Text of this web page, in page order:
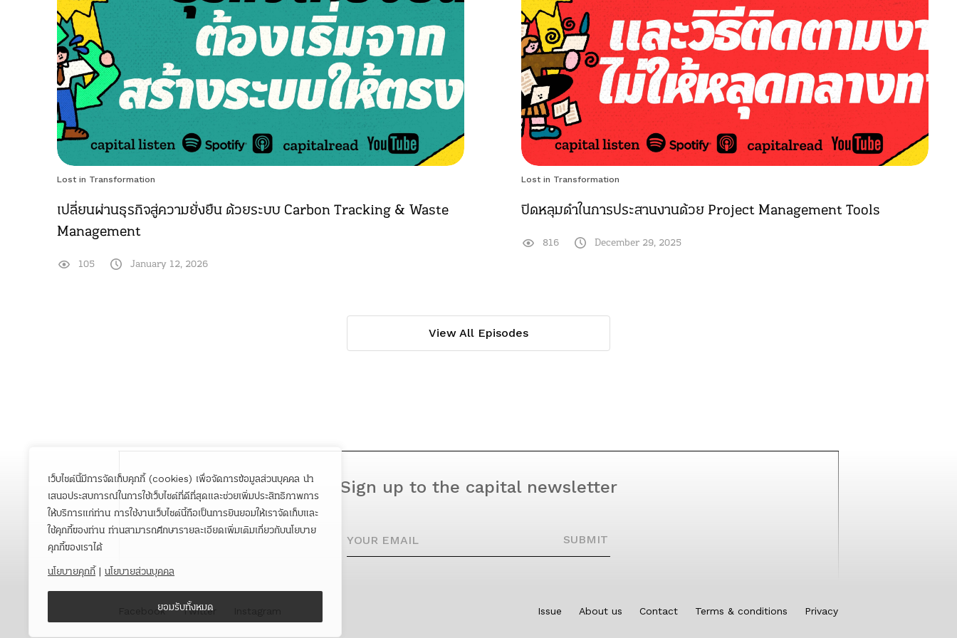
เว็บไซต์นี้มีการจัดเก็บคุกกี้ (cookies) เพื่อจัดการข้อมูลส่วนบุคคล นำ
เสนอประสบการณ์ในการใช้เว็บไซต์ที่ดีที่สุดและช่วยเพิ่มประสิทธิภาพการ
ให้บริการแก่ท่าน การใช้งานเว็บไซต์นี้ถือเป็นการยินยอมให้เราจัดเก็บและ
ใช้คุกกี้ของท่าน ท่านสามารถศึกษารายละเอียดเพิ่มเติมเกี่ยวกับนโยบาย
คุกกี้ของเราได้
นโยบายคุกกี้ | นโยบายส่วนบุคคล
ยอมรับทั้งหมด
Lost in Transformation
เปลี่ยนผ่านธุรกิจสู่ความยั่งยืน ด้วยระบบ Carbon Tracking & Waste
Management
105 January 12, 2026
Lost in Transformation
ปิดหลุมดำในการประสานงานด้วย Project Management Tools
816 December 29, 2025
View All Episodes
Sign up to the capital newsletter
SUBMIT
Facebook Twitter Issue About us Contact Terms & conditions Privacy